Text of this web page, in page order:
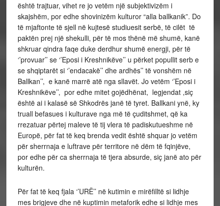
është trajtuar, vihet re jo vetëm një subjektivizëm i
skajshëm, por edhe shovinizëm kulturor “alla ballkanik”. Do
të mjaftonte të sjell në kujtesë studiuesit serbë, të cilët të
paktën prej një shekulli, për të mos thënë më shumë, kanë
shkruar qindra faqe duke derdhur shumë energji, për të
‘’provuar’’ se ‘’Eposi i Kreshnikëve’’ u përket popullit serb e
se shqiptarët si ‘’endacakë’’ dhe ardhës’’ të vonshëm në
Ballkan’’, e kanë marrë atë nga sllavët. Jo vetëm ‘’Eposi i
Kreshnikëve’’, por edhe mitet gojëdhënat, legjendat ,siç
është ai i kalasë së Shkodrës janë të tyret. Ballkani ynë, ky
truall befasues i kulturave nga më të çuditshmet, që ka
rrezatuar përtej maleve të tij vlera të padiskutueshme në
Europë, për fat të keq brenda vedit është shquar jo vetëm
për sherrnaja e luftrave për territore në dëm të fqinjëve,
por edhe për ca sherrnaja të tjera absurde, siç janë ato për
kulturën.
Për fat të keq fjala ‘’URË’’ në kutimin e mirëfilltë si lidhje
mes brigjeve dhe në kuptimin metaforik edhe si lidhje mes